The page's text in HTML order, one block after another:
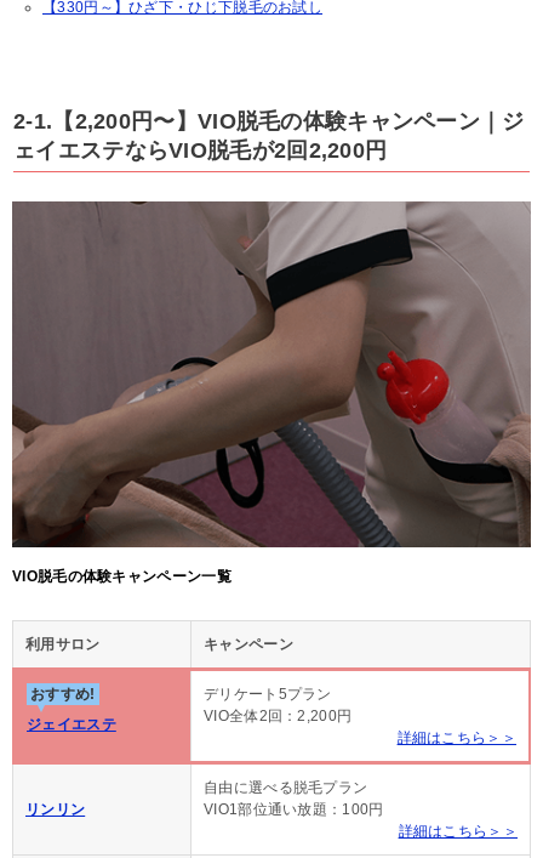
【330円～】ひざ下・ひじ下脱毛のお試し
2-1.【2,200円〜】VIO脱毛の体験キャンペーン｜ジ
ェイエステならVIO脱毛が2回2,200円
VIO脱毛の体験キャンペーン一覧
利用サロン キャンペーン
おすすめ!
ジェイエステ
デリケート5プラン
VIO全体2回：2,200円
詳細はこちら＞＞
リンリン
自由に選べる脱毛プラン
VIO1部位通い放題：100円
詳細はこちら＞＞